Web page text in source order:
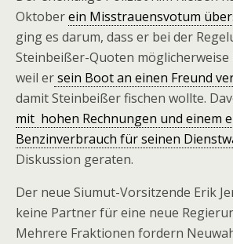
Oktoberein Misstrauensvotum
ging es darum, dass er bei der
Steinbeißer-Quoten
weil ersein Boot an einen Freund
damit Steinbeißer fischen wollte.
mit hohen Rechnungen und einem
Benzinverbrauch für seinen
Diskussion geraten.
Der neue Siumut-Vorsitzende Erik
keine Partner für eine neue
Mehrere Fraktionen fordern